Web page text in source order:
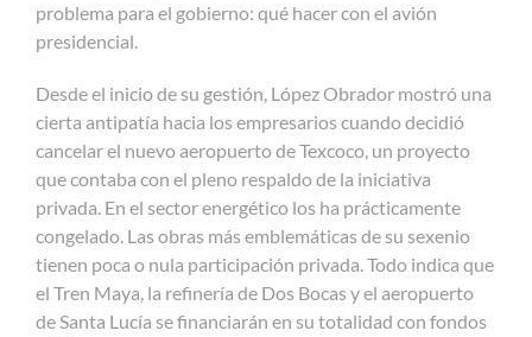
problema para el gobierno: qué hacer con el avión
presidencial.
Desde el inicio de su gestión, López Obrador mostró una
cierta antipatía hacia los empresarios cuando decidió
cancelar el nuevo aeropuerto de Texcoco, un proyecto
que contaba con el pleno respaldo de la iniciativa
privada. En el sector energético los ha prácticamente
congelado. Las obras más emblemáticas de su sexenio
tienen poca o nula participación privada. Todo indica que
el Tren Maya, la refinería de Dos Bocas y el aeropuerto
de Santa Lucía se financiarán en su totalidad con fondos